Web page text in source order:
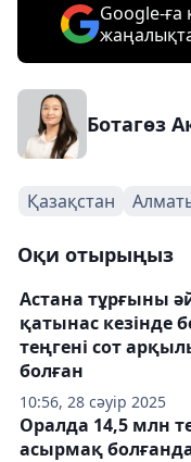
Google-
Ботагөз
Қазақстан
Оқи отырыңыз
10:56, 28 сәуір 2025
Астана тұрғыны
қатынас кезінде
теңгені сот
болған
Оралда 14,5 млн
асырмақ